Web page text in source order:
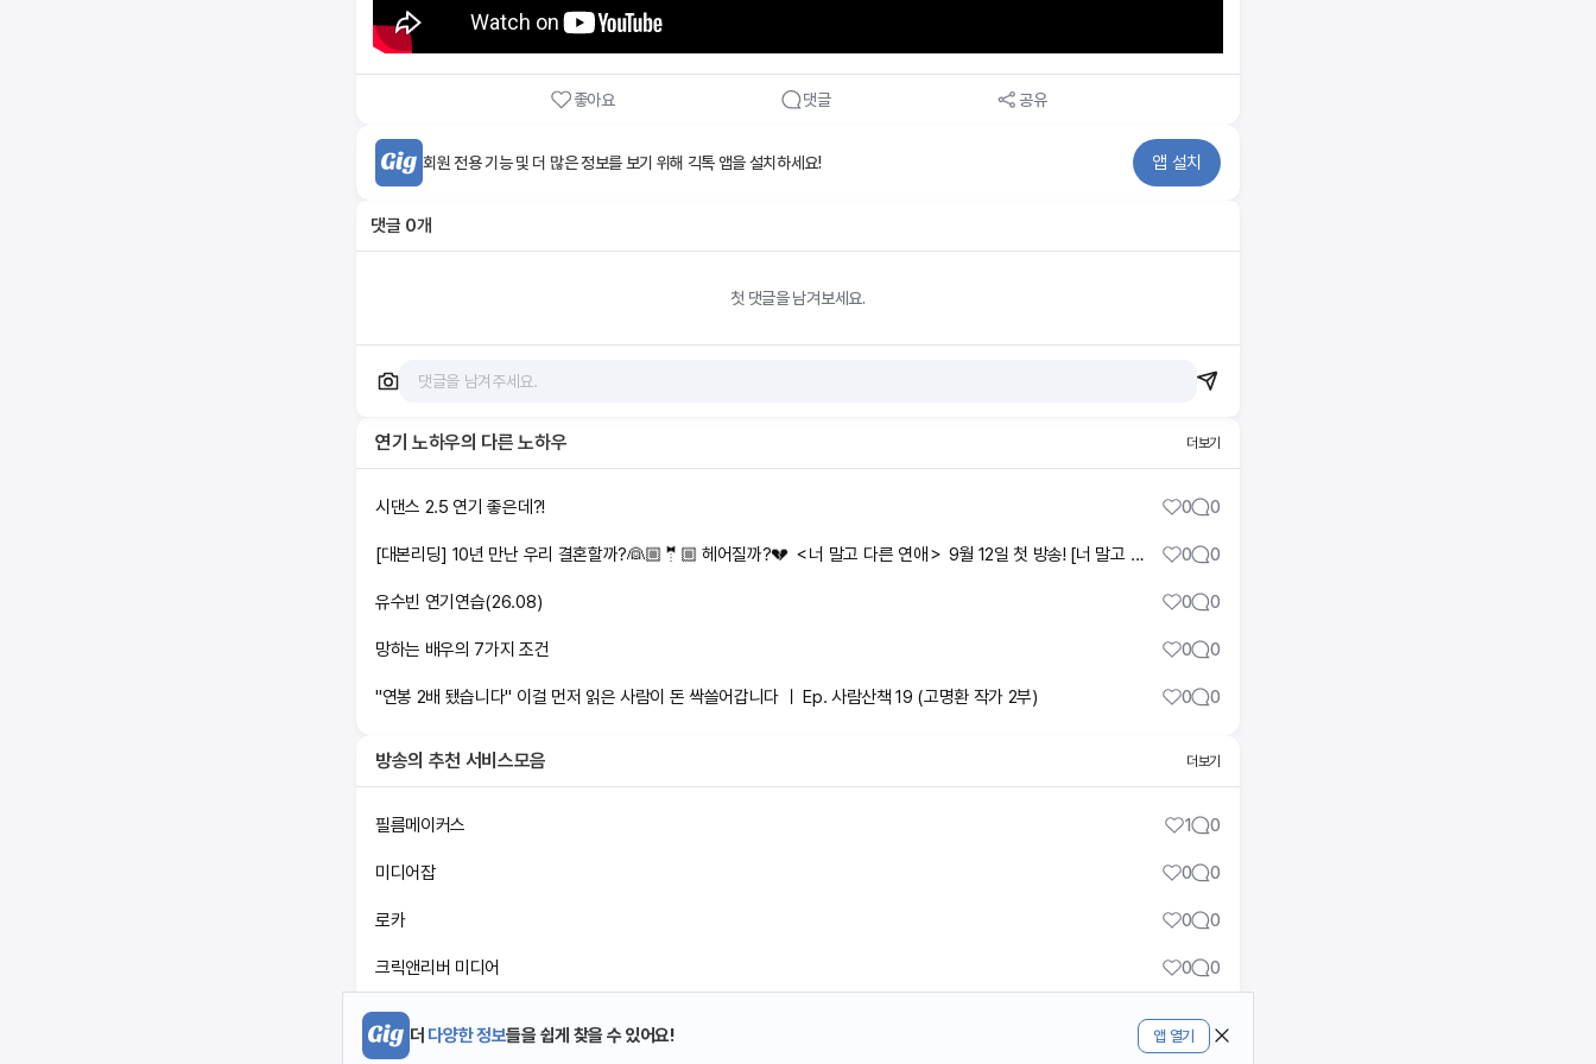
더 다양한 정보들을 쉽게 찾을 수 있어요! 앱 열기
좋아요 댓글 공유
회원 전용 기능 및 더 많은 정보를 보기 위해 긱톡 앱을 설치하세요! 앱 설치
댓글 0개
첫 댓글을 남겨보세요.
연기 노하우의 다른 노하우 더보기
시댄스 2.5 연기 좋은데?! 0 0
[대본리딩] 10년 만난 우리 결혼할까?👰🏼🤵🏼 헤어질까?💔 ＜너 말고 다른 연애＞ 9월 12일 첫 방송! [너 말고 다른 연애] | KBS 방송 0 0
유수빈 연기연습(26.08) 0 0
망하는 배우의 7가지 조건 0 0
"연봉 2배 됐습니다" 이걸 먼저 읽은 사람이 돈 싹쓸어갑니다 ㅣ Ep. 사람산책 19 (고명환 작가 2부) 0 0
방송의 추천 서비스모음 더보기
필름메이커스 1 0
미디어잡 0 0
로카 0 0
크릭앤리버 미디어 0 0
DOF LOOK 0